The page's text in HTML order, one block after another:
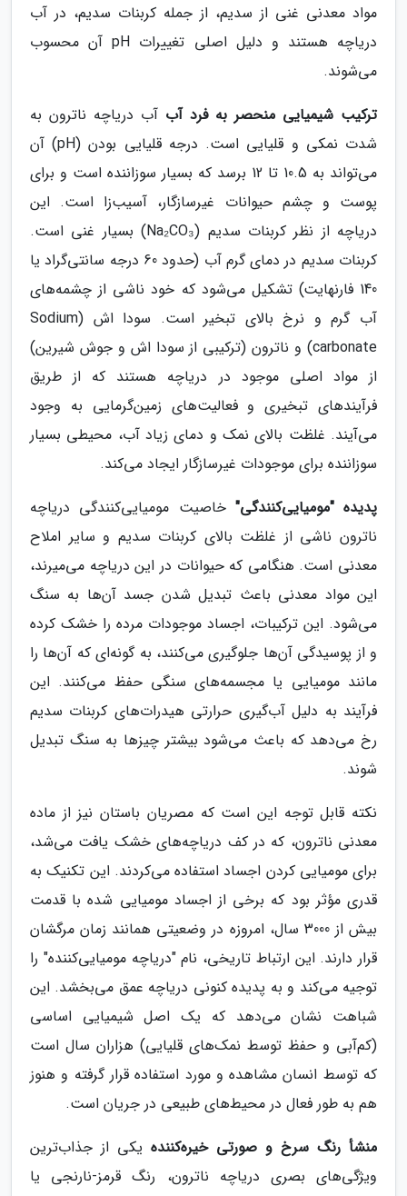
مواد معدنی غنی از سدیم، از جمله کربنات سدیم، در آب
دریاچه هستند و دلیل اصلی تغییرات pH آن محسوب
می‌شوند.
ترکیب شیمیایی منحصر به فرد آب آب دریاچه ناترون به
شدت نمکی و قلیایی است. درجه قلیایی بودن (pH) آن
می‌تواند به 10.5 تا 12 برسد که بسیار سوزاننده است و برای
پوست و چشم حیوانات غیرسازگار، آسیب‌زا است. این
دریاچه از نظر کربنات سدیم (Na₂CO₃) بسیار غنی است.
کربنات سدیم در دمای گرم آب (حدود 60 درجه سانتی‌گراد یا
140 فارنهایت) تشکیل می‌شود که خود ناشی از چشمه‌های
آب گرم و نرخ بالای تبخیر است. سودا اش (Sodium
carbonate) و ناترون (ترکیبی از سودا اش و جوش شیرین)
از مواد اصلی موجود در دریاچه هستند که از طریق
فرآیندهای تبخیری و فعالیت‌های زمین‌گرمایی به وجود
می‌آیند. غلظت بالای نمک و دمای زیاد آب، محیطی بسیار
سوزاننده برای موجودات غیرسازگار ایجاد می‌کند.
پدیده "مومیایی‌کنندگی" خاصیت مومیایی‌کنندگی دریاچه
ناترون ناشی از غلظت بالای کربنات سدیم و سایر املاح
معدنی است. هنگامی که حیوانات در این دریاچه می‌میرند،
این مواد معدنی باعث تبدیل شدن جسد آن‌ها به سنگ
می‌شود. این ترکیبات، اجساد موجودات مرده را خشک کرده
و از پوسیدگی آن‌ها جلوگیری می‌کنند، به گونه‌ای که آن‌ها را
مانند مومیایی یا مجسمه‌های سنگی حفظ می‌کنند. این
فرآیند به دلیل آب‌گیری حرارتی هیدرات‌های کربنات سدیم
رخ می‌دهد که باعث می‌شود بیشتر چیزها به سنگ تبدیل
شوند.
نکته قابل توجه این است که مصریان باستان نیز از ماده
معدنی ناترون، که در کف دریاچه‌های خشک یافت می‌شد،
برای مومیایی کردن اجساد استفاده می‌کردند. این تکنیک به
قدری مؤثر بود که برخی از اجساد مومیایی شده با قدمت
بیش از 3000 سال، امروزه در وضعیتی همانند زمان مرگشان
قرار دارند. این ارتباط تاریخی، نام "دریاچه مومیایی‌کننده" را
توجیه می‌کند و به پدیده کنونی دریاچه عمق می‌بخشد. این
شباهت نشان می‌دهد که یک اصل شیمیایی اساسی
(کم‌آبی و حفظ توسط نمک‌های قلیایی) هزاران سال است
که توسط انسان مشاهده و مورد استفاده قرار گرفته و هنوز
هم به طور فعال در محیط‌های طبیعی در جریان است.
منشأ رنگ سرخ و صورتی خیره‌کننده یکی از جذاب‌ترین
ویژگی‌های بصری دریاچه ناترون، رنگ قرمز-نارنجی یا